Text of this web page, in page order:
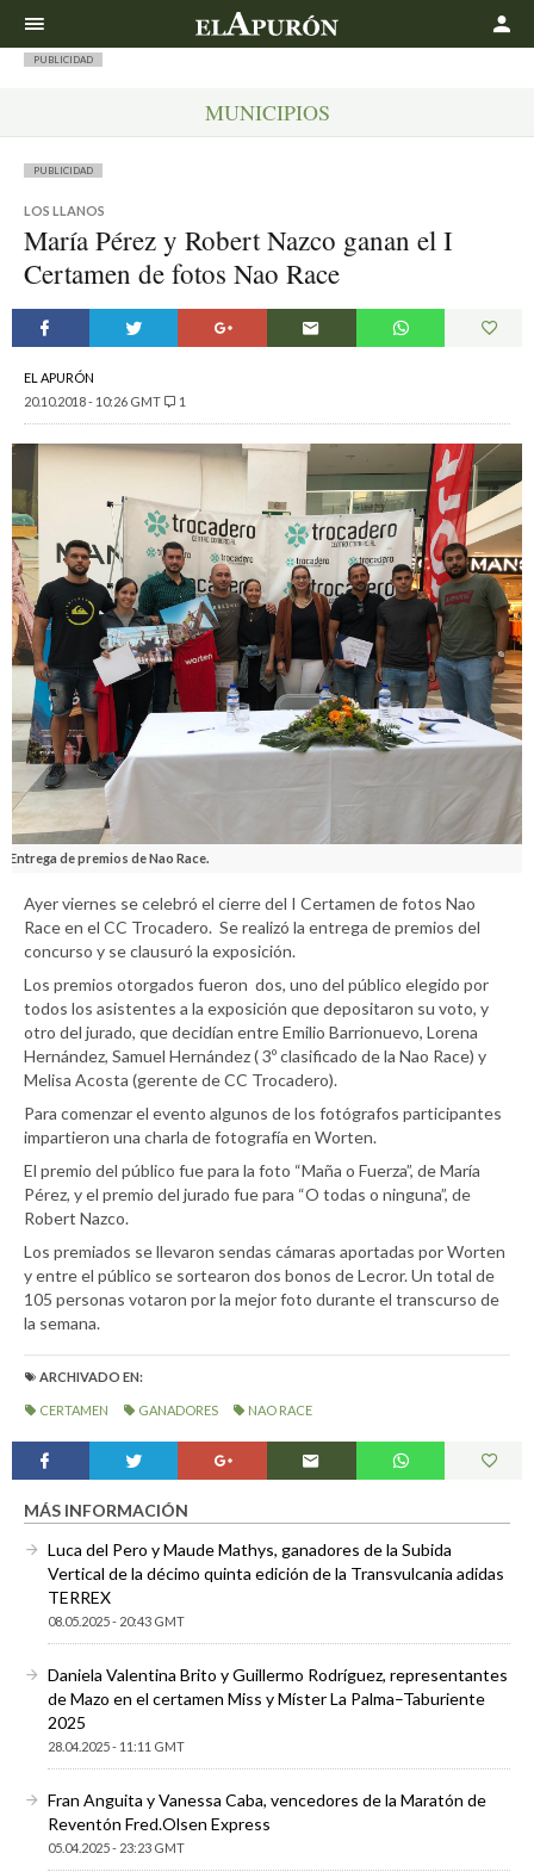
PUBLICIDAD
MUNICIPIOS
PUBLICIDAD
LOS LLANOS
María Pérez y Robert Nazco ganan el I
Certamen de fotos Nao Race
EL APURÓN
20.10.2018 - 10:26 GMT
1
Entrega de premios de Nao Race.
Ayer viernes se celebró el cierre del I Certamen de fotos Nao
Race en el CC Trocadero. Se realizó la entrega de premios del
concurso y se clausuró la exposición.
Los premios otorgados fueron dos, uno del público elegido por
todos los asistentes a la exposición que depositaron su voto, y
otro del jurado, que decidían entre Emilio Barrionuevo, Lorena
Hernández, Samuel Hernández ( 3º clasificado de la Nao Race) y
Melisa Acosta (gerente de CC Trocadero).
Para comenzar el evento algunos de los fotógrafos participantes
impartieron una charla de fotografía en Worten.
El premio del público fue para la foto “Maña o Fuerza”, de María
Pérez, y el premio del jurado fue para “O todas o ninguna”, de
Robert Nazco.
Los premiados se llevaron sendas cámaras aportadas por Worten
y entre el público se sortearon dos bonos de Lecror. Un total de
105 personas votaron por la mejor foto durante el transcurso de
la semana.
ARCHIVADO EN:
CERTAMEN GANADORES NAO RACE
MÁS INFORMACIÓN
Luca del Pero y Maude Mathys, ganadores de la Subida
Vertical de la décimo quinta edición de la Transvulcania adidas
TERREX
08.05.2025 - 20:43 GMT
Daniela Valentina Brito y Guillermo Rodríguez, representantes
de Mazo en el certamen Miss y Míster La Palma–Taburiente
2025
28.04.2025 - 11:11 GMT
Fran Anguita y Vanessa Caba, vencedores de la Maratón de
Reventón Fred.Olsen Express
05.04.2025 - 23:23 GMT